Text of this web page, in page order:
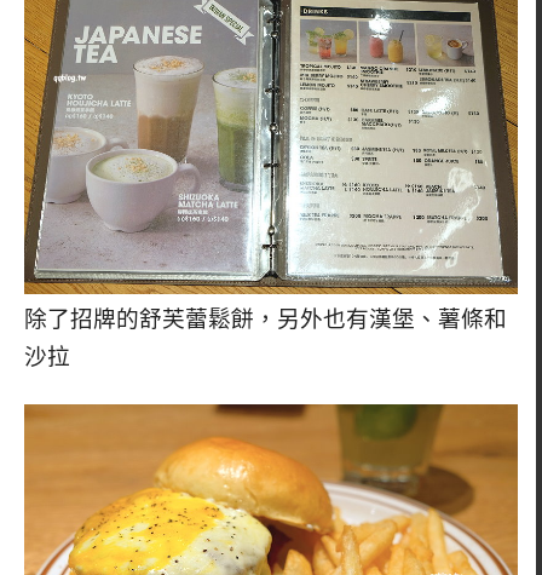
除了招牌的舒芙蕾鬆餅，另外也有漢堡、薯條和
沙拉